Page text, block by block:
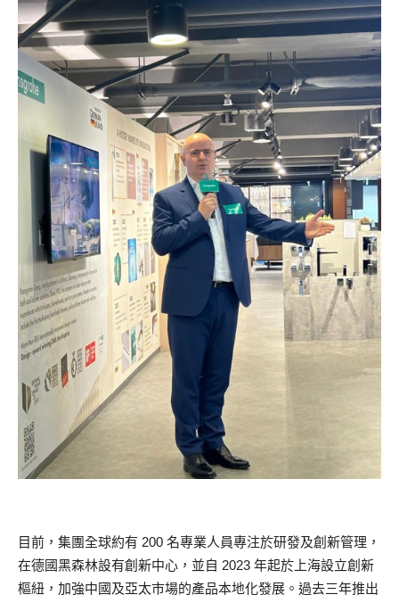
目前，集團全球約有 200 名專業人員專注於研發及創新管理，
在德國黑森林設有創新中心，並自 2023 年起於上海設立創新
樞紐，加強中國及亞太市場的產品本地化發展。過去三年推出